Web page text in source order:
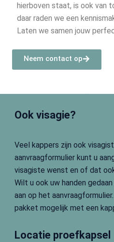
hierboven staat, is ook van
daar raden we een
Laten we samen jouw
Neem contact op
Ook visagie?
Veel kappers zijn ook
aanvraagformulier kunt u
visagiste wenst en of dat
Wilt u ook uw handen
aan op het
pakket mogelijk met een
Locatie proefkapsel